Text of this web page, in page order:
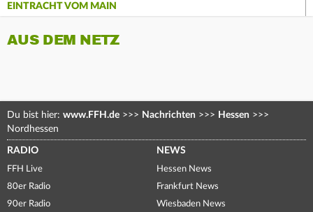
EINTRACHT VOM MAIN
AUS DEM NETZ
Du bist hier: www.FFH.de >>> Nachrichten >>> Hessen >>>
Nordhessen
RADIO
FFH Live
80er Radio
90er Radio
NEWS
Hessen News
Frankfurt News
Wiesbaden News